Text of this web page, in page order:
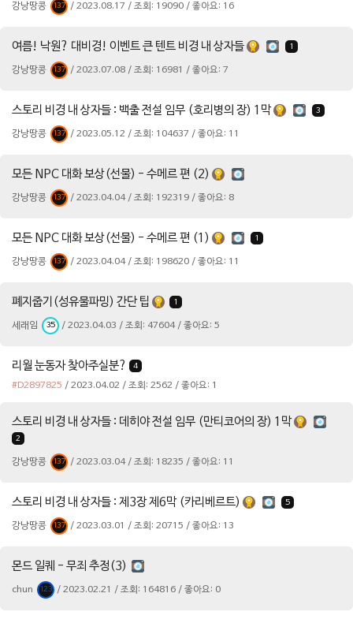
강낭땅콩 137 / 2023.08.17 / 조회: 19090 / 좋아요: 16
여름! 낙원? 대비경! 이벤트 큰 텐트 비경 내 상자들 1
강낭땅콩 137 / 2023.07.08 / 조회: 16981 / 좋아요: 7
스토리 비경 내 상자들 : 백출 전설 임무 (호리병의 장) 1막 3
강낭땅콩 137 / 2023.05.12 / 조회: 104637 / 좋아요: 11
모든 NPC 대화 보상(선물) - 수메르 편 (2)
강낭땅콩 137 / 2023.04.04 / 조회: 192319 / 좋아요: 8
모든 NPC 대화 보상(선물) - 수메르 편 (1) 1
강낭땅콩 137 / 2023.04.04 / 조회: 198620 / 좋아요: 11
폐지줍기(성유물파밍) 간단 팁 1
세래임 35 / 2023.04.03 / 조회: 47604 / 좋아요: 5
리월 눈동자 찾아주실분? 4
#D2897825 / 2023.04.02 / 조회: 2562 / 좋아요: 1
스토리 비경 내 상자들 : 데히야 전설 임무 (만티코어의 장) 1막
2
강낭땅콩 137 / 2023.03.04 / 조회: 18235 / 좋아요: 11
스토리 비경 내 상자들 : 제3장 제6막 (카리베르트) 5
강낭땅콩 137 / 2023.03.01 / 조회: 20715 / 좋아요: 13
몬드 일퀘 - 무죄 추정(3)
chun 123 / 2023.02.21 / 조회: 164816 / 좋아요: 0